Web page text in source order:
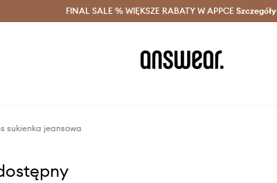
Oszczędzaj z Answear Club > Dostawa nawet w 24h >
FINAL SALE % WIĘKSZE RABATY W APPCE Szczegóły
sukienka jeansowa